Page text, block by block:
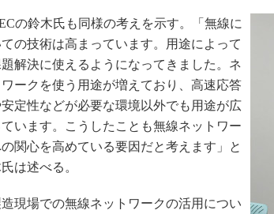
の鈴木氏も同様の考えを示す。「無線に
の技術は高まっています。用途によって
解決に使えるようになってきました。ネ
ワークを使う用途が増えており、高速応答
定性などが必要な環境以外でも用途が広
います。こうしたことも無線ネットワー
の関心を高めている要因だと考えます」と
は述べる。
現場での無線ネットワークの活用につい